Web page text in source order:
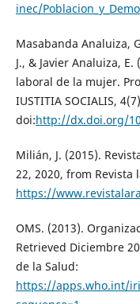
inec/
Masabanda Analuiza,
J., & Javier Analuiza,
laboral de la mujer.
IUSTITIA SOCIALIS,
doi:http://dx.doi.org/
Milián, J. (2015).
22, 2020, from Revista
https://
OMS. (2013).
Retrieved Diciembre
de la Salud:
https://apps.who.int/